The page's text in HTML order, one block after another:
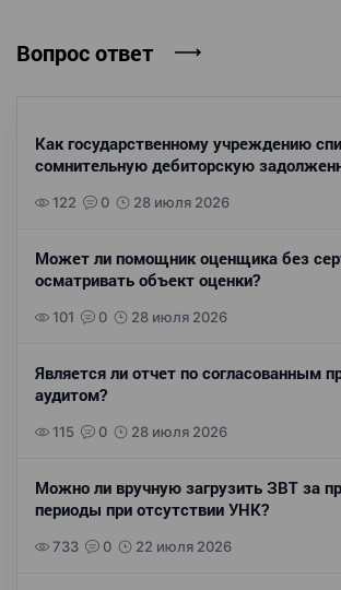
Вопрос ответ
Как государственному учреждению
сомнительную дебиторскую
122 0 28 июля 2026
Может ли помощник оценщика без
осматривать объект оценки?
101 0 28 июля 2026
Является ли отчет по согласованным
аудитом?
115 0 28 июля 2026
Можно ли вручную загрузить ЗВТ за
периоды при отсутствии УНК?
733 0 22 июля 2026